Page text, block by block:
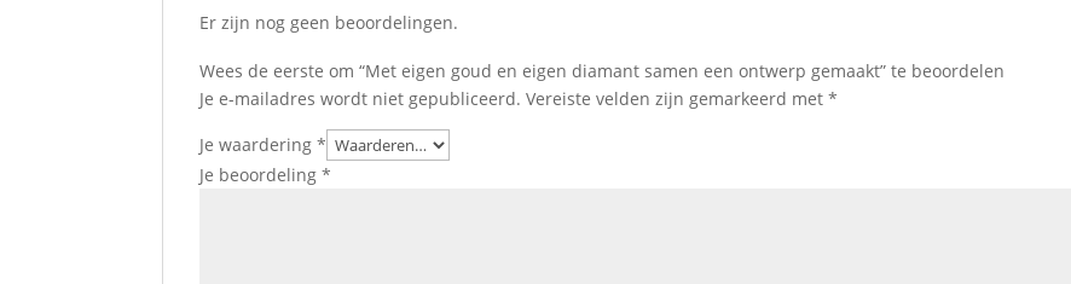
Er zijn nog geen beoordelingen.
Wees de eerste om “Met eigen goud en eigen diamant samen een ontwerp gemaakt” te beoordelen
Je e-mailadres wordt niet gepubliceerd. Vereiste velden zijn gemarkeerd met*
Je waardering*
Je beoordeling*